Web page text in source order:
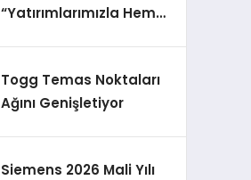
“Yatırımlarımızla Hem
Geliştirmeyi
Hedefliyoruz”
Togg Temas Noktaları
Ağını Genişletiyor
Siemens 2026 Mali Yılı